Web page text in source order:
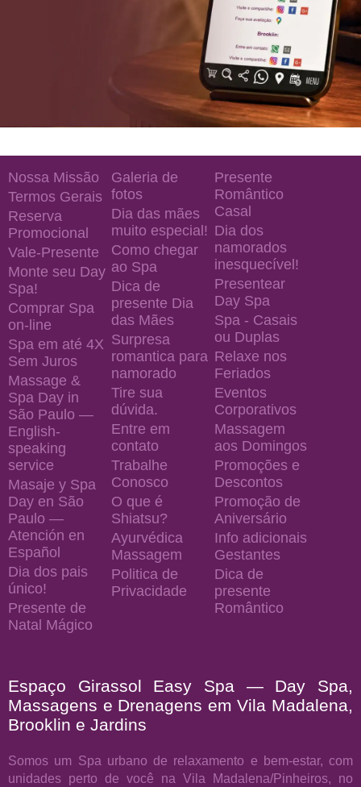
Nossa Missão
Termos Gerais
Reserva
Promocional
Vale-Presente
Monte seu Day
Spa!
Comprar Spa
on-line
Spa em até 4X
Sem Juros
Massage &
Spa Day in
São Paulo —
English-
speaking
service
Masaje y Spa
Day en São
Paulo —
Atención en
Español
Dia dos pais
único!
Presente de
Natal Mágico
Galeria de
fotos
Dia das mães
muito especial!
Como chegar
ao Spa
Dica de
presente Dia
das Mães
Surpresa
romantica para
namorado
Tire sua
dúvida.
Entre em
contato
Trabalhe
Conosco
O que é
Shiatsu?
Ayurvédica
Massagem
Politica de
Privacidade
Presente
Romântico
Casal
Dia dos
namorados
inesquecível!
Presentear
Day Spa
Spa - Casais
ou Duplas
Relaxe nos
Feriados
Eventos
Corporativos
Massagem
aos Domingos
Promoções e
Descontos
Promoção de
Aniversário
Info adicionais
Gestantes
Dica de
presente
Romântico
Espaço Girassol Easy Spa — Day Spa,
Massagens e Drenagens em Vila Madalena,
Brooklin e Jardins
Somos um Spa urbano de relaxamento e bem-estar, com
unidades perto de você na Vila Madalena/Pinheiros, no